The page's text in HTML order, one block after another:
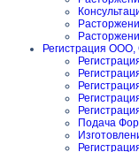
Регистрация
Подача